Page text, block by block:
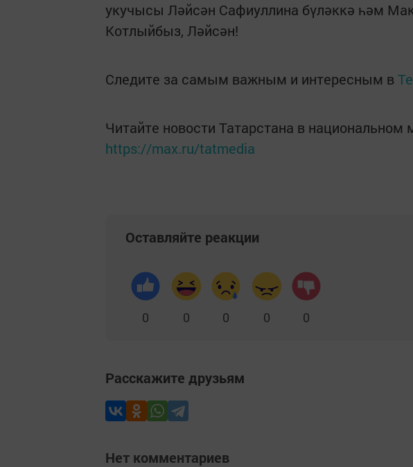
укучысы Ләйсән Сафиуллина бүләккә һәм
Котлыйбыз, Ләйсән!
Следите за самым важным и интересным в
Читайте новости Татарстана в
https://max.ru/tatmedia
Оставляйте реакции
0 0 0 0 0
Расскажите друзьям
Нет комментариев